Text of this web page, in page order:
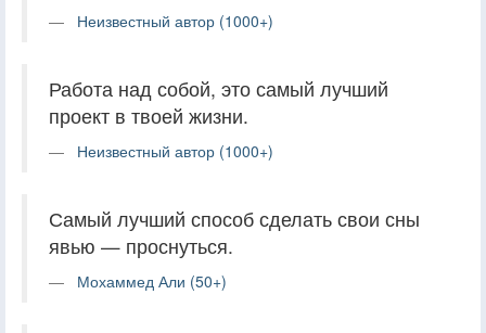
Неизвестный автор (1000+)
Работа над собой, это самый лучший
проект в твоей жизни.
Неизвестный автор (1000+)
Самый лучший способ сделать свои сны
явью — проснуться.
Мохаммед Али (50+)